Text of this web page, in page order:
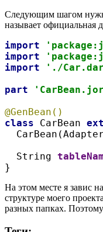
Следующим шагом
называет официальная
import
import
import
'./
part
@GenBean()
class CarBean
  String
}
На этом месте я завис
структуре моего
разных папках.